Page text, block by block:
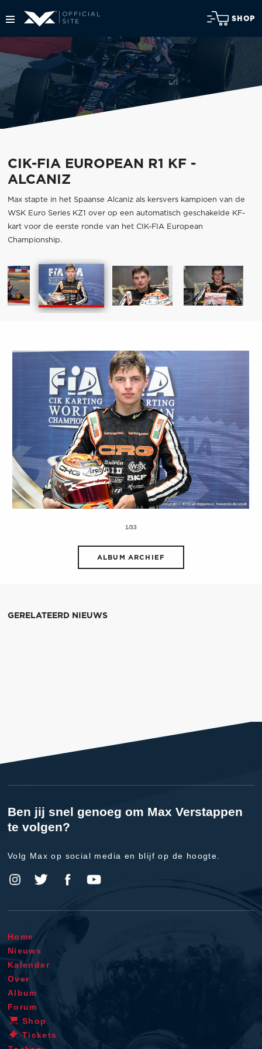
SHOP
CIK-FIA EUROPEAN R1 KF -
ALCANIZ
Max stapte in het Spaanse Alcaniz als kersvers kampioen van de
WSK Euro Series KZ1 over op een automatisch geschakelde KF-
kart voor de eerste ronde van het CIK-FIA European
Championship.
1/33
ALBUM ARCHIEF
GERELATEERD NIEUWS
Ben jij snel genoeg om Max Verstappen
te volgen?
Volg Max op social media en blijf op de hoogte.
Home
Nieuws
Kalender
Over
Album
Forum
Shop
Tickets